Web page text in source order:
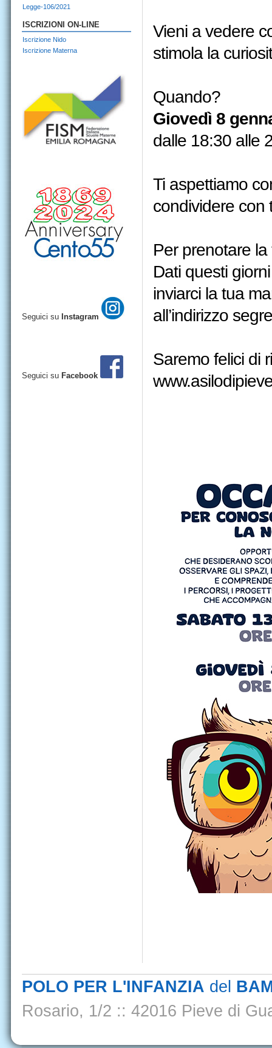
Vieni a vedere
stimola la
Quando?
Giovedì 8
dalle 18:30 alle
Ti aspettiamo
condividere con
Per prenotare
Dati questi
inviarci la tua
all’indirizzo
Saremo felici di
Legge-106/2021
ISCRIZIONI ON-LINE
Iscrizione Nido
Iscrizione Materna
Seguici su Instagram
Seguici su Facebook
POLO PER L'INFANZIA del
Rosario, 1/2 :: 42016 Pieve di